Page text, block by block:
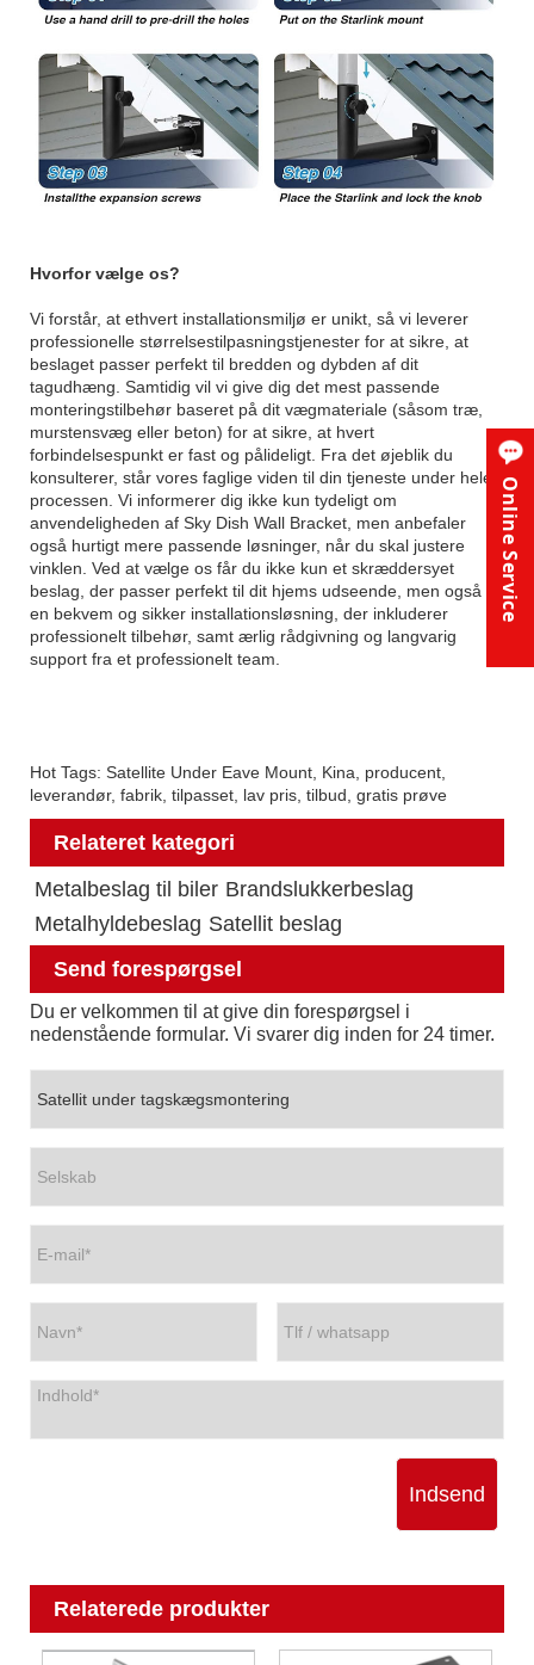
Hvorfor vælge os?
Vi forstår, at ethvert installationsmiljø er unikt, så vi leverer
professionelle størrelsestilpasningstjenester for at sikre, at
beslaget passer perfekt til bredden og dybden af ​​dit
tagudhæng. Samtidig vil vi give dig det mest passende
monteringstilbehør baseret på dit vægmateriale (såsom træ,
murstensvæg eller beton) for at sikre, at hvert
forbindelsespunkt er fast og pålideligt. Fra det øjeblik du
konsulterer, står vores faglige viden til din tjeneste under hele
processen. Vi informerer dig ikke kun tydeligt om
anvendeligheden af ​​Sky Dish Wall Bracket, men anbefaler
også hurtigt mere passende løsninger, når du skal justere
vinklen. Ved at vælge os får du ikke kun et skræddersyet
beslag, der passer perfekt til dit hjems udseende, men også
en bekvem og sikker installationsløsning, der inkluderer
professionelt tilbehør, samt ærlig rådgivning og langvarig
support fra et professionelt team.
Hot Tags: Satellite Under Eave Mount, Kina, producent,
leverandør, fabrik, tilpasset, lav pris, tilbud, gratis prøve
Relateret kategori
Metalbeslag til biler Brandslukkerbeslag
Metalhyldebeslag Satellit beslag
Send forespørgsel
Du er velkommen til at give din forespørgsel i
nedenstående formular. Vi svarer dig inden for 24 timer.
Indsend
Relaterede produkter
Online Service